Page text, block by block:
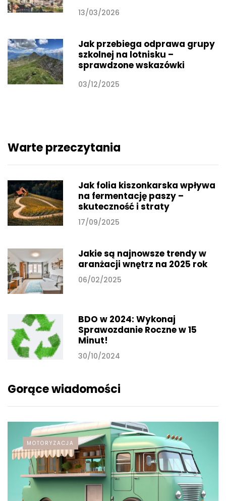
13/03/2026
Jak przebiega odprawa grupy
szkolnej na lotnisku –
sprawdzone wskazówki
03/12/2025
Warte przeczytania
Jak folia kiszonkarska wpływa
na fermentację paszy –
skuteczność i straty
17/09/2025
Jakie są najnowsze trendy w
aranżacji wnętrz na 2025 rok
06/02/2025
BDO w 2024: Wykonaj
Sprawozdanie Roczne w 15
Minut!
30/10/2024
Gorące wiadomości
MOTORYZACJA